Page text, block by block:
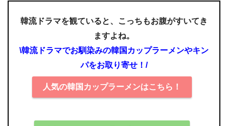
韓流ドラマを観ていると、こっちもお腹がすいてき
ますよね。
\韓流ドラマでお馴染みの韓国カップラーメンやキン
パをお取り寄せ！/
人気の韓国カップラーメンはこちら！